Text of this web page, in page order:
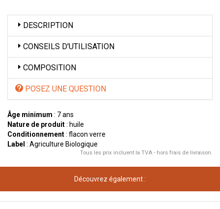
DESCRIPTION
CONSEILS D'UTILISATION
COMPOSITION
POSEZ UNE QUESTION
Âge minimum : 7 ans
Nature de produit: huile
Conditionnement: flacon verre
Label : Agriculture Biologique
Tous les prix incluent la TVA - hors frais de livraison.
Découvrez également :